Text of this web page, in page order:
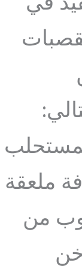
ملعقة
من